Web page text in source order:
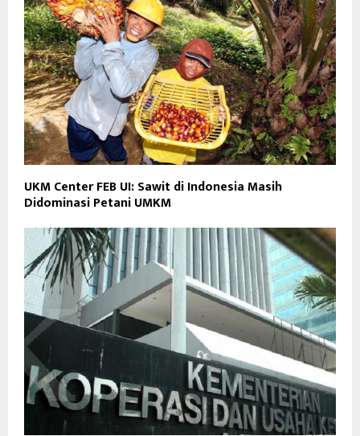
UKM Center FEB UI: Sawit di Indonesia Masih
Didominasi Petani UMKM